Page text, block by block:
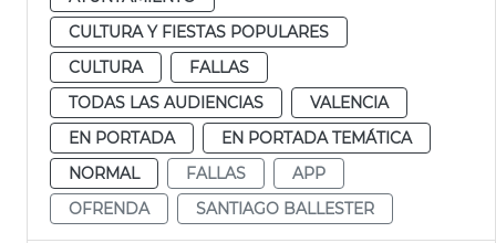
CULTURA Y FIESTAS POPULARES
CULTURA
FALLAS
TODAS LAS AUDIENCIAS
VALENCIA
EN PORTADA
EN PORTADA TEMÁTICA
NORMAL
FALLAS
APP
OFRENDA
SANTIAGO BALLESTER